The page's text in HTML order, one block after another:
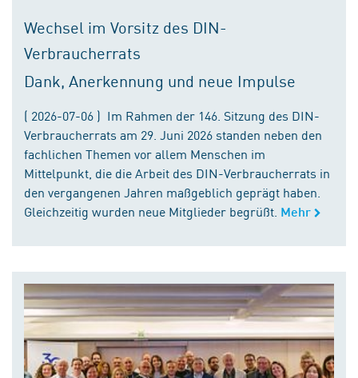
Wechsel im Vorsitz des DIN-
Verbraucherrats
Dank, Anerkennung und neue Impulse
( 2026-07-06 ) Im Rahmen der 146. Sitzung des DIN-
Verbraucherrats am 29. Juni 2026 standen neben den
fachlichen Themen vor allem Menschen im
Mittelpunkt, die die Arbeit des DIN-Verbraucherrats in
den vergangenen Jahren maßgeblich geprägt haben.
Gleichzeitig wurden neue Mitglieder begrüßt. Mehr